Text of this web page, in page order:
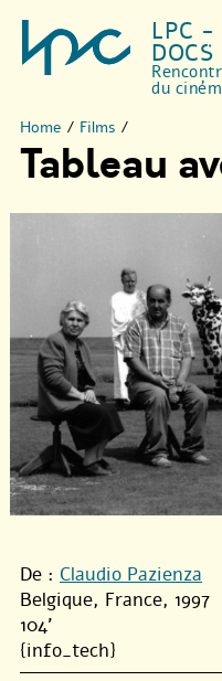
LPC -
DOCS
du
Home / Films /
Tableau
De : Claudio Pazienza
Belgique, France, 1997
104'
{info_tech}